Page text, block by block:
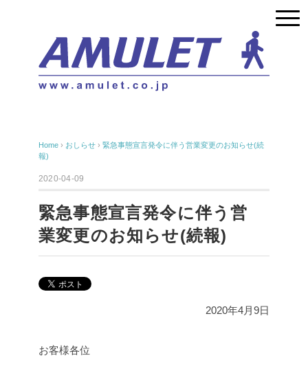
Home › おしらせ › 緊急事態宣言発令に伴う営業変更のお知らせ(続
報)
2020-04-09
緊急事態宣言発令に伴う営
業変更のお知らせ(続報)
2020年4月9日
お客様各位